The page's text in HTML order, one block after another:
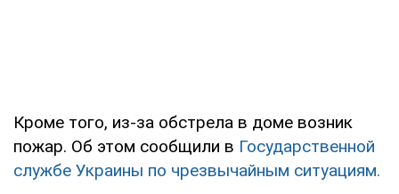
Кроме того, из-за обстрела в доме возник
пожар. Об этом сообщили в Государственной
службе Украины по чрезвычайным ситуациям.